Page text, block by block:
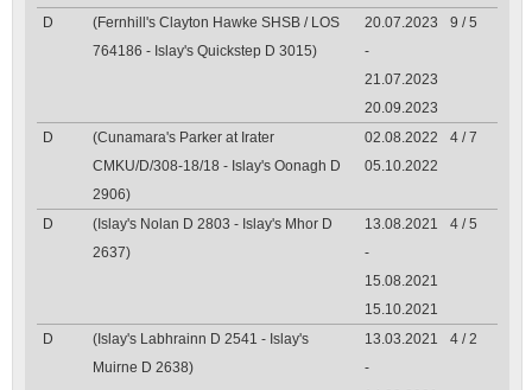
D
(Fernhill's Clayton Hawke SHSB / LOS
764186 - Islay's Quickstep D 3015)
20.07.2023
-
21.07.2023
20.09.2023
9 / 5
D
(Cunamara's Parker at Irater
CMKU/D/308-18/18 - Islay's Oonagh D
2906)
02.08.2022
05.10.2022
4 / 7
D
(Islay's Nolan D 2803 - Islay's Mhor D
2637)
13.08.2021
-
15.08.2021
15.10.2021
4 / 5
D
(Islay's Labhrainn D 2541 - Islay's
Muirne D 2638)
13.03.2021
-
4 / 2